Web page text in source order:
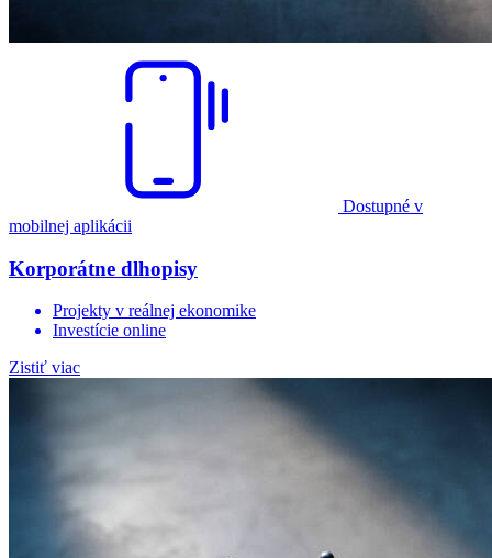
Dostupné v
mobilnej aplikácii
Korporátne dlhopisy
Projekty v reálnej ekonomike
Investície online
Zistiť viac